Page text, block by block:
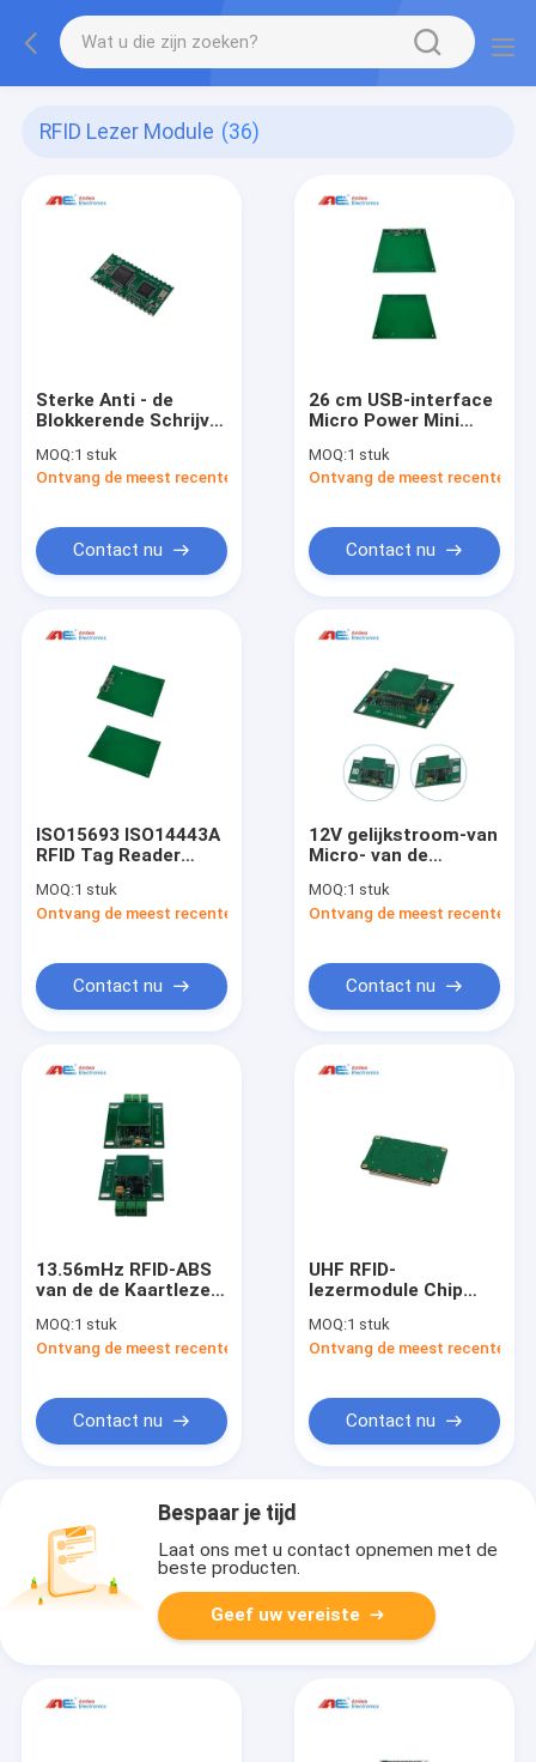
RFID Lezer Module (36)
Sterke Anti - de
Blokkerende Schrijver
Performance van de
Vermogenshf
RFID Lezer
MOQ:1 stuk
Ontvang de meest recente Prijs
Contact nu
26 cm USB-interface
Micro Power Mini
schrijven NFC RFID-
lezermodule
MOQ:1 stuk
Ontvang de meest recente
Contact nu
ISO15693 ISO14443A
RFID Tag Reader
Reader Writer heeft
snelle
MOQ:1 stuk
Ontvang de meest recente Prijs
Contact nu
12V gelijkstroom-van
Micro- van de
RS232 Power-
lezerSmall HF RFID
HF Geen Bijlage
MOQ:1 stuk
Ontvang de meest recente
Contact nu
13.56mHz RFID-ABS
van de de Kaartlezer
van LezersModule
RS232 RFID
MOQ:1 stuk
Ontvang de meest recente Prijs
Contact nu
UHF RFID-
lezermodule Chip
Contactloze lange
afstand 860-960 mhz
MOQ:1 stuk
Ontvang de meest recente
Contact nu
Bespaar je tijd
Laat ons met u contact opnemen met de
beste producten.
Geef uw vereiste